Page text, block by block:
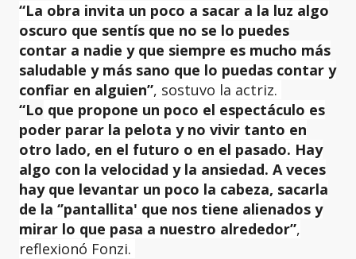
“La obra invita un poco a sacar a la luz algo
oscuro que sentís que no se lo puedes
contar a nadie y que siempre es mucho más
saludable y más sano que lo puedas contar y
confiar en alguien”, sostuvo la actriz.
“Lo que propone un poco el espectáculo es
poder parar la pelota y no vivir tanto en
otro lado, en el futuro o en el pasado. Hay
algo con la velocidad y la ansiedad. A veces
hay que levantar un poco la cabeza, sacarla
de la ‘’pantallita' que nos tiene alienados y
mirar lo que pasa a nuestro alrededor”,
reflexionó Fonzi.